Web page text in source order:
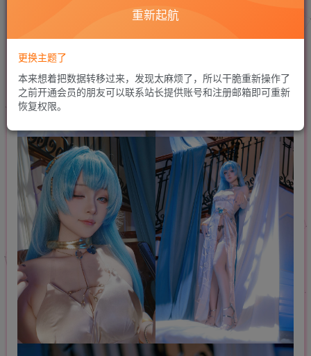
重新起航
更换主题了
本来想着把数据转移过来，发现太麻烦了，所以干脆重新操作了
之前开通会员的朋友可以联系站长提供账号和注册邮箱即可重新
恢复权限。